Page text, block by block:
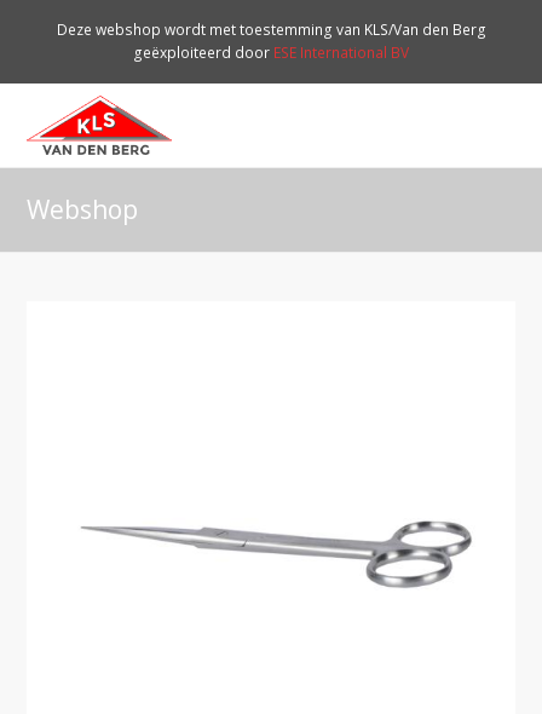
Deze webshop wordt met toestemming van KLS/Van den Berg
geëxploiteerd door ESE International BV
Webshop